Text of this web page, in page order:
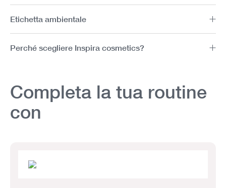
Etichetta ambientale
Perché scegliere Inspira cosmetics?
Completa la tua routine
con